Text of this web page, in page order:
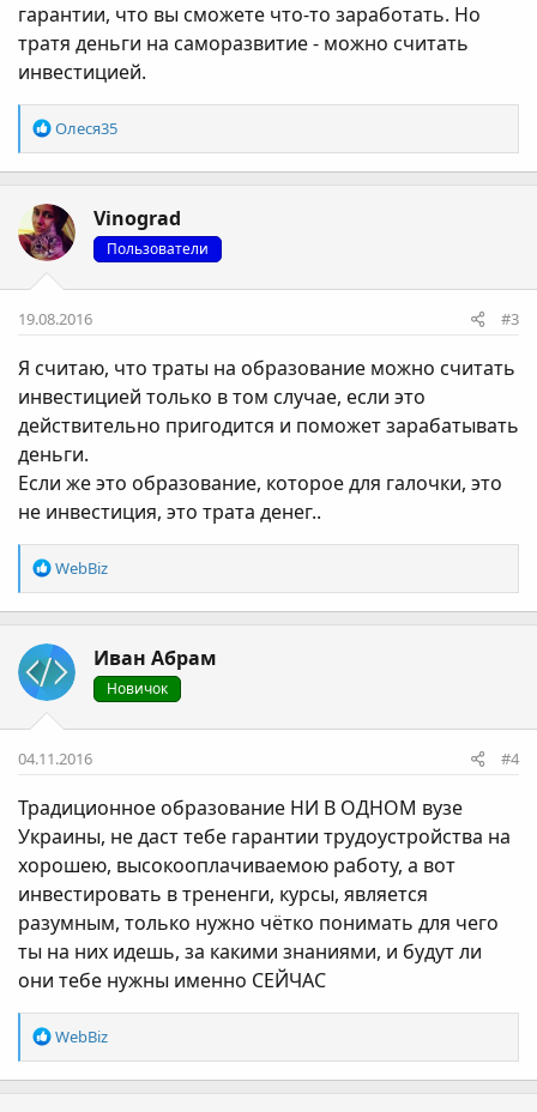
гарантии, что вы сможете что-то заработать. Но
тратя деньги на саморазвитие - можно считать
инвестицией.
Р
е
а
ц
і
ї
Олеся35
Vinograd
Пользователи
19.08.2016 #3
Я считаю, что траты на образование можно считать
инвестицией только в том случае, если это
действительно пригодится и поможет зарабатывать
деньги.
Если же это образование, которое для галочки, это
не инвестиция, это трата денег..
Р
е
а
ц
і
ї
WebBiz
Иван Абрам
Новичок
04.11.2016 #4
Традиционное образование НИ В ОДНОМ вузе
Украины, не даст тебе гарантии трудоустройства на
хорошею, высокооплачиваемою работу, а вот
инвестировать в трененги, курсы, является
разумным, только нужно чётко понимать для чего
ты на них идешь, за какими знаниями, и будут ли
они тебе нужны именно СЕЙЧАС
Р
е
а
WebBiz